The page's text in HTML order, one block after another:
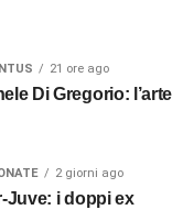
21 ore ago
Di Gregorio:
2 giorni ago
Juve: i doppi ex